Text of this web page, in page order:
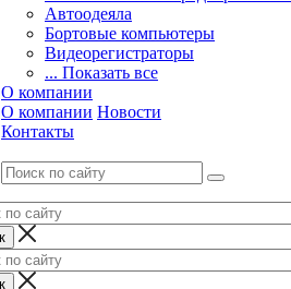
Автоодеяла
Бортовые компьютеры
Видеорегистраторы
... Показать все
О компании
О компании Новости
Контакты